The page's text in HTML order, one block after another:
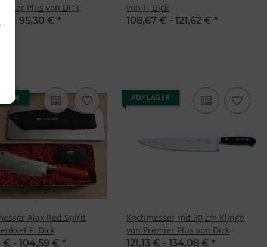
Plus von Dick
€ - 95,30 € *
von F. Dick
108,67 € - 121,62 € *
Ajax Red Spirit
F. Dick
€ - 104,59 € *
AUF LAGER
Kochmesser mit 30 cm Klinge
von Premier Plus von Dick
121,13 € - 134,08 € *